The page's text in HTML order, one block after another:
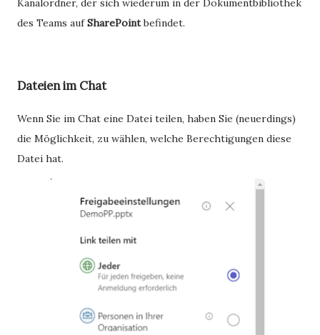
des Teams aufSharePointbefindet.
Dateien im Chat
Wenn Sie im Chat eine Datei teilen, haben Sie (neuerdings)
die Möglichkeit, zu wählen, welche Berechtigungen diese
Datei hat.